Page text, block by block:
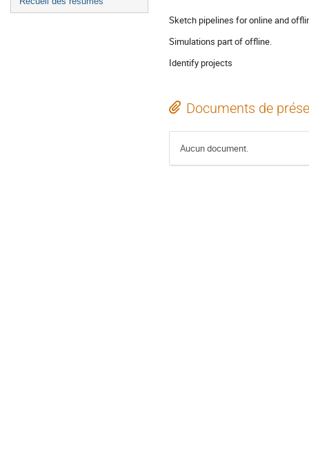
Sketch pipelines for online and
Simulations part of offline.
Identify projects
Documents de
Aucun document.